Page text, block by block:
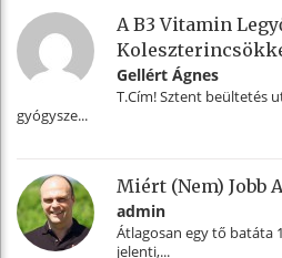
A B3 Vitamin
Gellért Ágnes
T.Cím! Sztent beültetés
gyógysze...
Miért (nem) Jobb
admin
Átlagosan egy tő batáta
jelenti,...